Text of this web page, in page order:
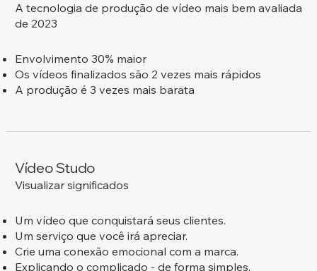
A tecnologia de produção de vídeo mais bem avaliada
de 2023
Envolvimento 30% maior
Os vídeos finalizados são 2 vezes mais rápidos
A produção é 3 vezes mais barata
Vídeo Studo
Visualizar significados
Um vídeo que conquistará seus clientes.
Um serviço que você irá apreciar.
Crie uma conexão emocional com a marca.
Explicando o complicado - de forma simples.